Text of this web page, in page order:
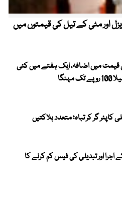
اور مٹی کے تیل کی قیمتوں میں
قیمت میں اضافہ، ایک ہفتے میں کئی
اور تبدیلی کی فیس کم کرنے کا